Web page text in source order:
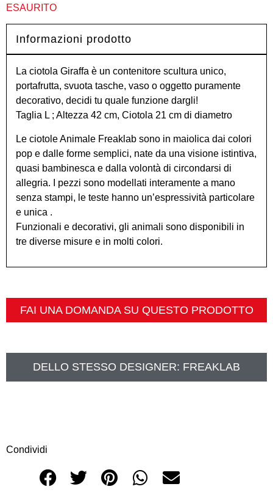
ESAURITO
Informazioni prodotto
La ciotola Giraffa è un contenitore scultura unico,
portafrutta, svuota tasche, vaso o oggetto puramente
decorativo, decidi tu quale funzione dargli!
Taglia L ; Altezza 42 cm, Ciotola 21 cm di diametro
Le ciotole Animale Freaklab sono in maiolica dai colori
pop e dalle forme semplici, nate da una visione istintiva,
quasi bambinesca e dalla volontà di circondarsi di
allegria. I pezzi sono modellati interamente a mano
senza stampi, le teste hanno un’espressività particolare
e unica .
Funzionali e decorativi, gli animali sono disponibili in
tre diverse misure e in molti colori.
FAI UNA DOMANDA SU QUESTO PRODOTTO
DELLO STESSO DESIGNER: FREAKLAB
Condividi